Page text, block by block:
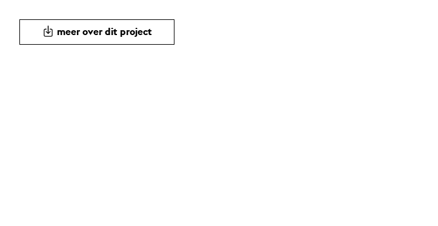
meer over dit project